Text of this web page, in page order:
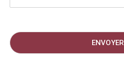
ENVOYER